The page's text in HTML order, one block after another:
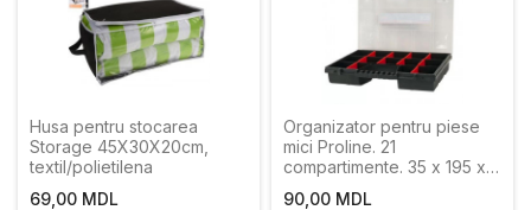
Husa pentru stocarea
Storage 45X30X20cm,
textil/polietilena
69,00 MDL
Organizator pentru piese
mici Proline. 21
compartimente. 35 x 195 x
90,00 MDL